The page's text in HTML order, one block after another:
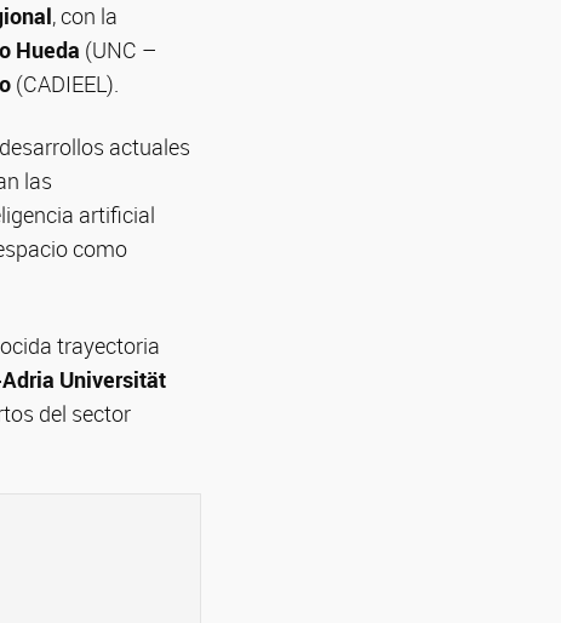
, con la
Hueda (UNC –
(CADIEEL).
actuales
las
artificial
como
trayectoria
Universität
del sector